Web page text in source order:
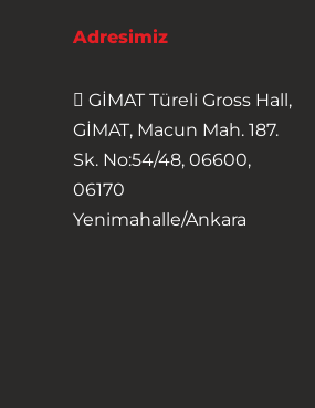
Adresimiz
GİMAT Türeli Gross Hall,
GİMAT, Macun Mah. 187.
Sk. No:54/48, 06600,
06170
Yenimahalle/Ankara